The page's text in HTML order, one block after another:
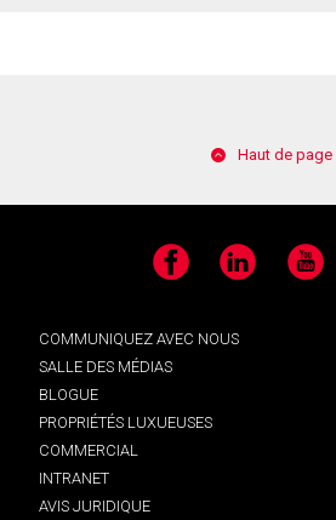
Haut de page
Facebook LinkedIn YouTube
COMMUNIQUEZ AVEC NOUS
SALLE DES MÉDIAS
BLOGUE
PROPRIÉTÉS LUXUEUSES
COMMERCIAL
INTRANET
AVIS JURIDIQUE